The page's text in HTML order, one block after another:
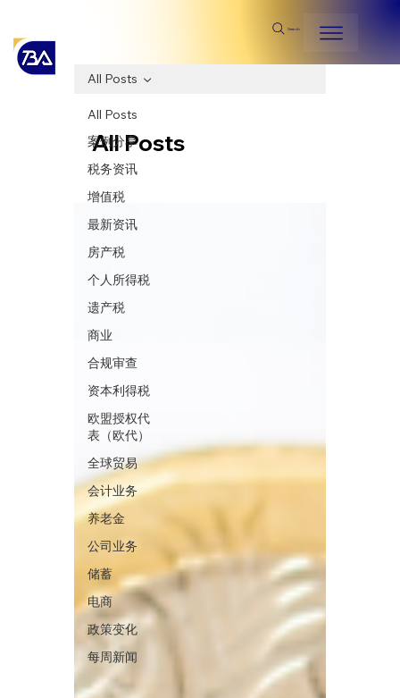
Search
All Posts
案例分享
税务资讯
增值税
最新资讯
房产税
个人所得税
遗产税
商业
合规审查
资本利得税
欧盟授权代
表（欧代）
全球贸易
会计业务
养老金
公司业务
储蓄
电商
政策变化
每周新闻
All Posts
All Posts